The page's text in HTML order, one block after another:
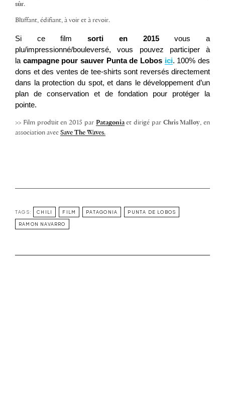
sûr.
Bluffant, édifiant, à voir et à revoir.
Si ce filmsorti en 2015vous a
plu/impressionné/bouleversé, vous pouvez participer à
la campagne pour sauver Punta de Lobos ici. 100% des
dons et des ventes de tee-shirts sont reversés directement
dans la protection du spot, et dans le développement d’un
plan de conservation et de fondation pour protéger la
pointe.
>> Film produit en 2015 par Patagoniaet dirigé par Chris Malloy, en
association avec Save The Waves.
TAGS: CHILI FILM PATAGONIA PUNTA DE LOBOS
RAMON NAVARRO